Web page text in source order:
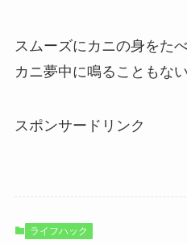
スムーズにカニの身をた
カニ夢中に鳴ることもな
スポンサードリンク
ライフハック